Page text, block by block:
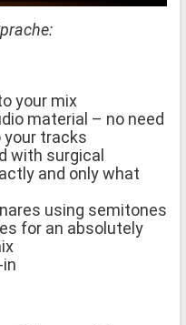
your mix
material – no need
tracks
with surgical
and only what
using semitones
for an absolutely